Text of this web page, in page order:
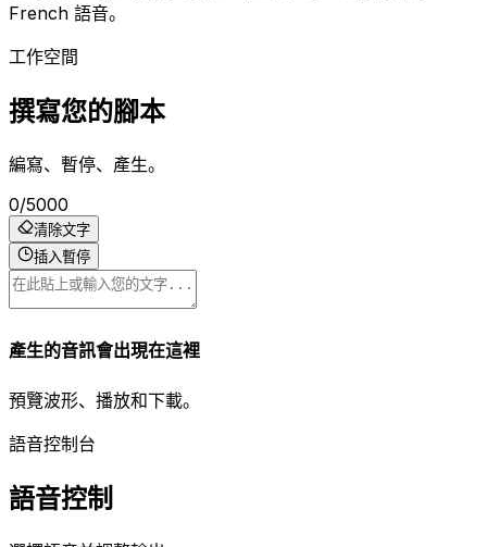
French 語音。
工作空間
撰寫您的腳本
編寫、暫停、產生。
0/5000
清除文字
插入暫停
產生的音訊會出現在這裡
預覽波形、播放和下載。
語音控制台
語音控制